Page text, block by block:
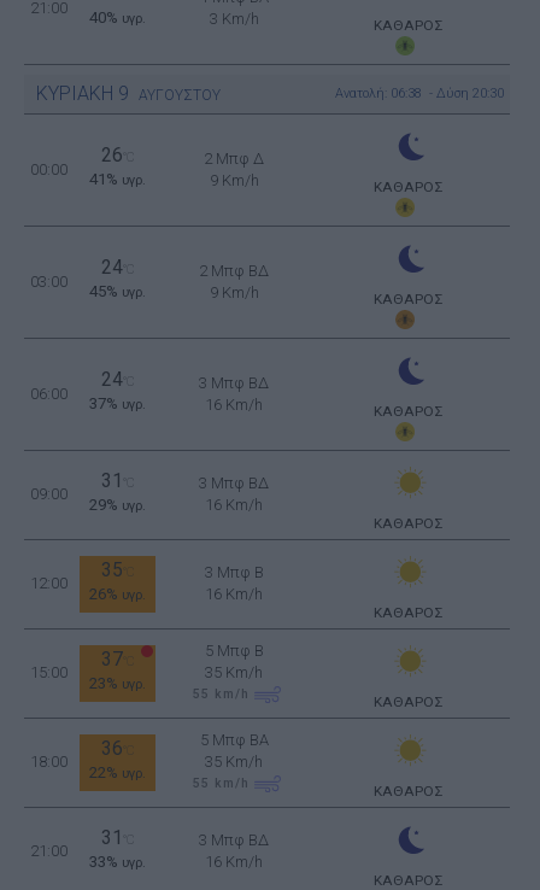
21:00
40% υγρ.
3 Km/h
ΚΑΘΑΡΟΣ
ΚΥΡΙΑΚΗ 9 ΑΥΓΟΥΣΤΟΥ Ανατολή: 06:38 - Δύση 20:30
00:00
26
41% υγρ.
2 Μπφ Δ
9 Km/h
ΚΑΘΑΡΟΣ
03:00
24°C
45% υγρ.
2 Μπφ ΒΔ
9 Km/h
ΚΑΘΑΡΟΣ
06:00
24°C
37% υγρ.
3 Μπφ ΒΔ
16 Km/h
ΚΑΘΑΡΟΣ
09:00
31
29% υγρ.
3 Μπφ ΒΔ
16 Km/h
ΚΑΘΑΡΟΣ
12:00
35
26% υγρ.
3 Μπφ B
16 Km/h
ΚΑΘΑΡΟΣ
15:00
37
23% υγρ.
5 Μπφ B
35 Km/h
55 km/h ΚΑΘΑΡΟΣ
18:00
36
22% υγρ.
5 Μπφ BA
35 Km/h
55 km/h ΚΑΘΑΡΟΣ
21:00
31
33% υγρ.
3 Μπφ ΒΔ
16 Km/h
ΚΑΘΑΡΟΣ